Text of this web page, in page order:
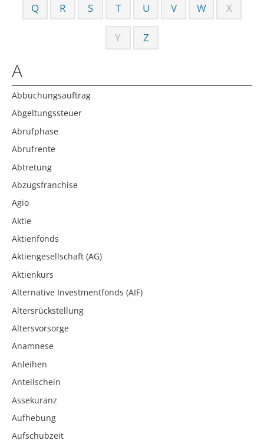
Q R S T U V W X
Y Z
A
Abbuchungsauftrag
Abgeltungssteuer
Abrufphase
Abrufrente
Abtretung
Abzugsfranchise
Agio
Aktie
Aktienfonds
Aktiengesellschaft (AG)
Aktienkurs
Alternative Investmentfonds (AIF)
Altersrückstellung
Altersvorsorge
Anamnese
Anleihen
Anteilschein
Assekuranz
Aufhebung
Aufschubzeit